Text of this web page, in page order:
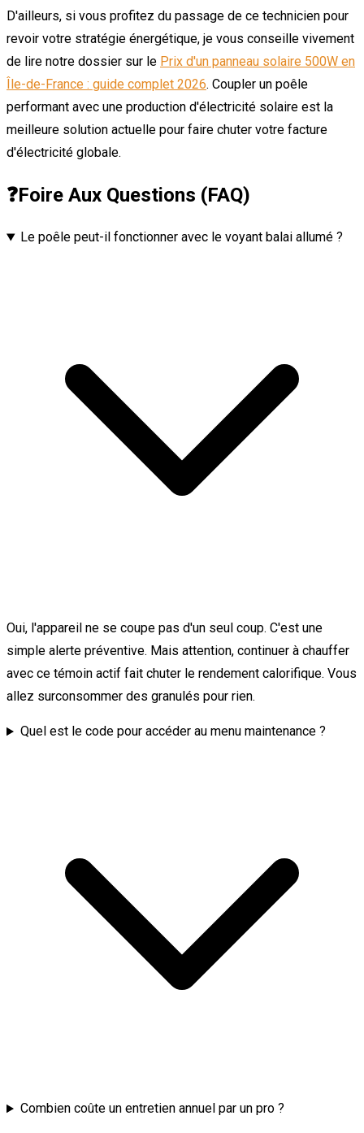
D'ailleurs, si vous profitez du passage de ce technicien pour
revoir votre stratégie énergétique, je vous conseille vivement
de lire notre dossier sur le Prix d'un panneau solaire 500W en
Île-de-France : guide complet 2026. Coupler un poêle
performant avec une production d'électricité solaire est la
meilleure solution actuelle pour faire chuter votre facture
d'électricité globale.
❓Foire Aux Questions (FAQ)
Le poêle peut-il fonctionner avec le voyant balai allumé ?
Oui, l'appareil ne se coupe pas d'un seul coup. C'est une
simple alerte préventive. Mais attention, continuer à chauffer
avec ce témoin actif fait chuter le rendement calorifique. Vous
allez surconsommer des granulés pour rien.
Quel est le code pour accéder au menu maintenance ?
Combien coûte un entretien annuel par un pro ?